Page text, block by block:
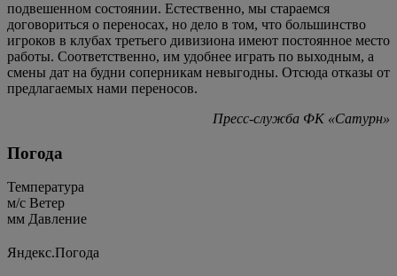
подвешенном состоянии. Естественно, мы стараемся
договориться о переносах, но дело в том, что большинство
игроков в клубах третьего дивизиона имеют постоянное место
работы. Соответственно, им удобнее играть по выходным, а
смены дат на будни соперникам невыгодны. Отсюда отказы от
предлагаемых нами переносов.
Пресс-служба ФК «Сатурн»
Погода
Температура
м/c Ветер
мм Давление
Яндекс.Погода